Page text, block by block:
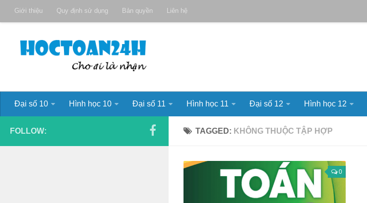
Giới thiệu Quy định sử dụng Bản quyền Liên hệ
Đại số 10 Hình học 10 Đại số 11 Hình học 11 Đại số 12 Hình học 12
TAGGED: KHÔNG THUỘC TẬP HỢP
0
FOLLOW: